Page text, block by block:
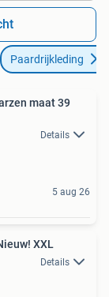
Paardrijkleding
maat 39
Details
5 aug 26
XXL
Details